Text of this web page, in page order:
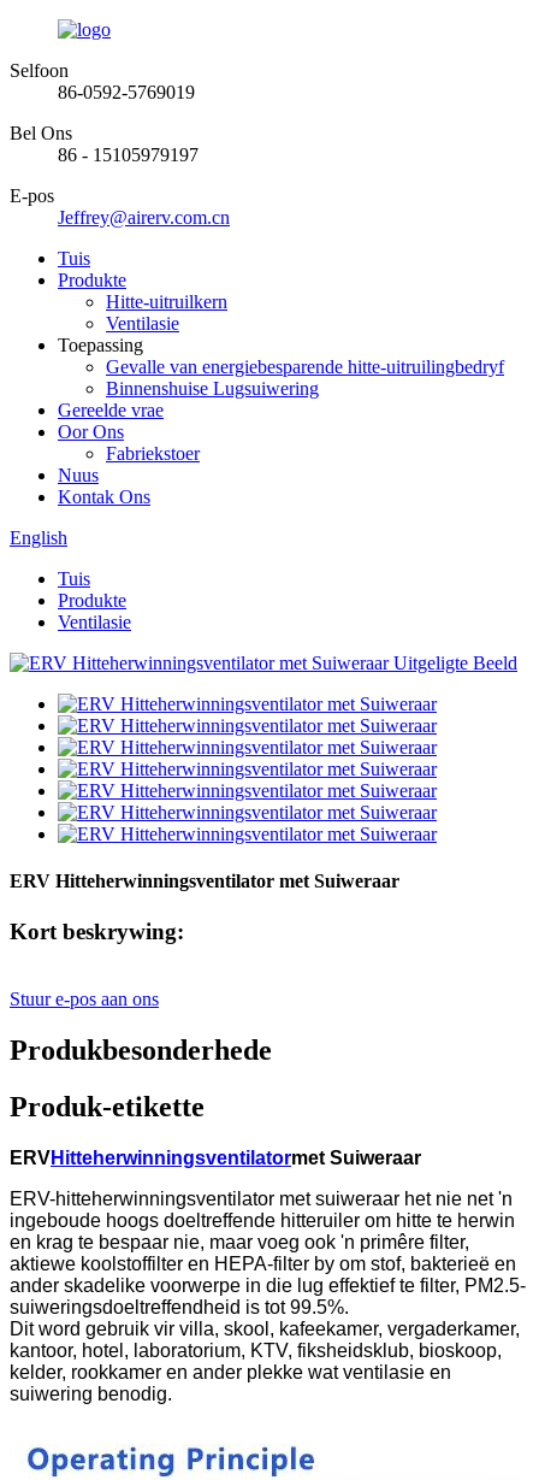
Selfoon
86-0592-5769019
Bel Ons
86 - 15105979197
E-pos
Jeffrey@airerv.com.cn
Tuis
Produkte
Hitte-uitruilkern
Ventilasie
Toepassing
Gevalle van energiebesparende hitte-uitruilingbedryf
Binnenshuise Lugsuiwering
Gereelde vrae
Oor Ons
Fabriekstoer
Nuus
Kontak Ons
English
Tuis
Produkte
Ventilasie
ERV Hitteherwinningsventilator met Suiweraar
Kort beskrywing:
Stuur e-pos aan ons
Produkbesonderhede
Produk-etikette
ERVHitteherwinningsventilatormet Suiweraar
ERV-hitteherwinningsventilator met suiweraar het nie net 'n
ingeboude hoogs doeltreffende hitteruiler om hitte te herwin
en krag te bespaar nie, maar voeg ook 'n primêre filter,
aktiewe koolstoffilter en HEPA-filter by om stof, bakterieë en
ander skadelike voorwerpe in die lug effektief te filter, PM2.5-
suiweringsdoeltreffendheid is tot 99.5%.
Dit word gebruik vir villa, skool, kafeekamer, vergaderkamer,
kantoor, hotel, laboratorium, KTV, fiksheidsklub, bioskoop,
kelder, rookkamer en ander plekke wat ventilasie en
suiwering benodig.